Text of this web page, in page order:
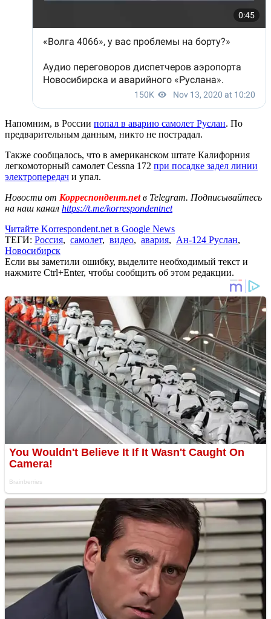
Напомним, в России попал в аварию самолет Руслан. По
предварительным данным, никто не пострадал.
Также сообщалось, что в американском штате Калифорния
легкомоторный самолет Cessna 172 при посадке задел линии
электропередач и упал.
Новости от Корреспондент.netв Telegram. Подписывайтесь
на наш канал https://t.me/korrespondentnet
Читайте Korrespondent.net в Google News
ТЕГИ: Россия, самолет, видео, авария, Ан-124 Руслан,
Новосибирск
Если вы заметили ошибку, выделите необходимый текст и
нажмите Ctrl+Enter, чтобы сообщить об этом редакции.